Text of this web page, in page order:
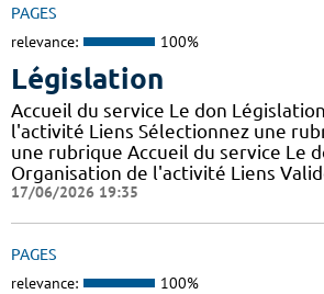
PAGES
relevance: 100%
Législation
Accueil du service Le don
l'activité Liens Sélectionnez une
une rubrique Accueil du service Le
Organisation de l'activité Liens
17/06/2026 19:35
PAGES
relevance: 100%